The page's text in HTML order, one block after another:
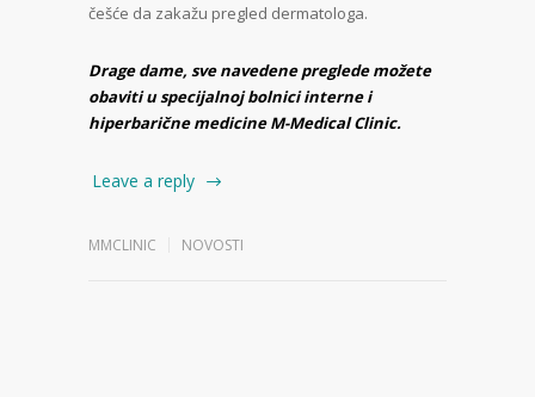
češće da zakažu pregled dermatologa.
Drage dame, sve navedene preglede možete
obaviti u specijalnoj bolnici interne i
hiperbarične medicine M-Medical Clinic.
Leave a reply
MMCLINIC NOVOSTI